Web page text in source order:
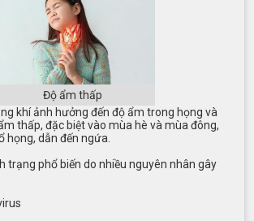
Độ ẩm thấp
khí ảnh hưởng đến độ ẩm trong họng và
thấp, đặc biệt vào mùa hè và mùa đông,
họng, dẫn đến ngứa.
trạng phổ biến do nhiều nguyên nhân gây